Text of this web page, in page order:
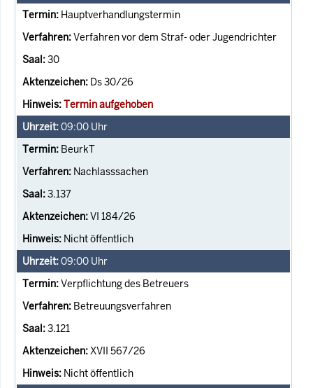
Hauptverhandlungstermin
Verfahren vor dem Straf- oder Jugendrichter
30
Ds 30/26
Termin aufgehoben
09:00 Uhr
BeurkT
Nachlasssachen
3.137
VI 184/26
Nicht öffentlich
09:00 Uhr
Verpflichtung des Betreuers
Betreuungsverfahren
3.121
XVII 567/26
Nicht öffentlich